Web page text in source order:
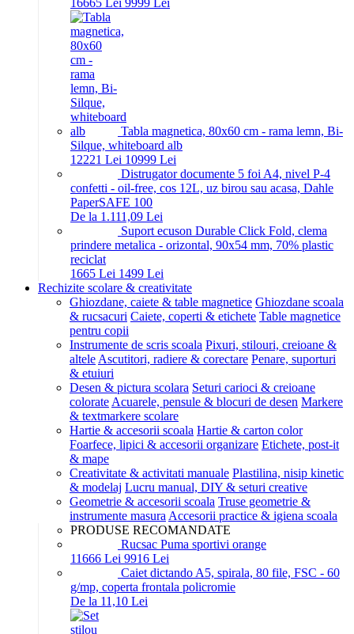
16665 Lei 9999 Lei
Tabla magnetica, 80x60 cm - rama lemn, Bi-
Silque, whiteboard alb
12221 Lei 10999 Lei
Distrugator documente 5 foi A4, nivel P-4
confetti - oil-free, cos 12L, uz birou sau acasa, Dahle
PaperSAFE 100
De la 1.111,09 Lei
Suport ecuson Durable Click Fold, clema
prindere metalica - orizontal, 90x54 mm, 70% plastic
reciclat
1665 Lei 1499 Lei
Rechizite scolare & creativitate
Ghiozdane, caiete & table magnetice Ghiozdane scoala
& rucsacuri Caiete, coperti & etichete Table magnetice
pentru copii
Instrumente de scris scoala Pixuri, stilouri, creioane &
altele Ascutitori, radiere & corectare Penare, suporturi
& etuiuri
Desen & pictura scolara Seturi carioci & creioane
colorate Acuarele, pensule & blocuri de desen Markere
& textmarkere scolare
Hartie & accesorii scoala Hartie & carton color
Foarfece, lipici & accesorii organizare Etichete, post-it
& mape
Creativitate & activitati manuale Plastilina, nisip kinetic
& modelaj Lucru manual, DIY & seturi creative
Geometrie & accesorii scoala Truse geometrie &
instrumente masura Accesorii practice & igiena scoala
PRODUSE RECOMANDATE
Rucsac Puma sportivi orange
11666 Lei 9916 Lei
Caiet dictando A5, spirala, 80 file, FSC - 60
g/mp, coperta frontala policromie
De la 11,10 Lei